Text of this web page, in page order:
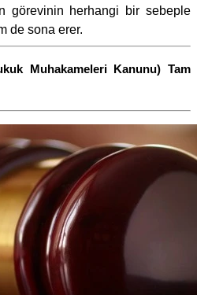
görevinin herhangi bir sebeple
de sona erer.
Muhakameleri Kanunu) Tam